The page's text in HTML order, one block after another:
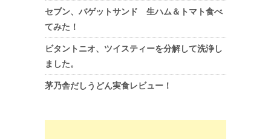
セブン、バゲットサンド 生ハム＆トマト食べ
てみた！
ビタントニオ、ツイスティーを分解して洗浄し
ました。
茅乃舎だしうどん実食レビュー！